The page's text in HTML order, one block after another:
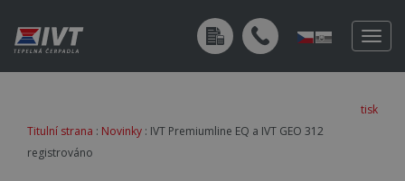
tisk
Titulní strana : Novinky : IVT Premiumline EQ a IVT GEO 312
registrováno